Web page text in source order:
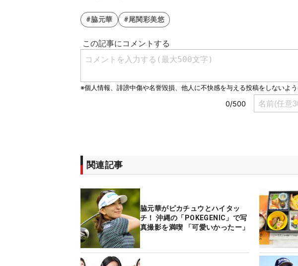
#脇元華 #尾関彩美悠
関連記事
脇元華がピカチュウとハイタッ
チ！ 沖縄の「POKEGENIC」で写
真撮影を満喫 「可愛いかったー」